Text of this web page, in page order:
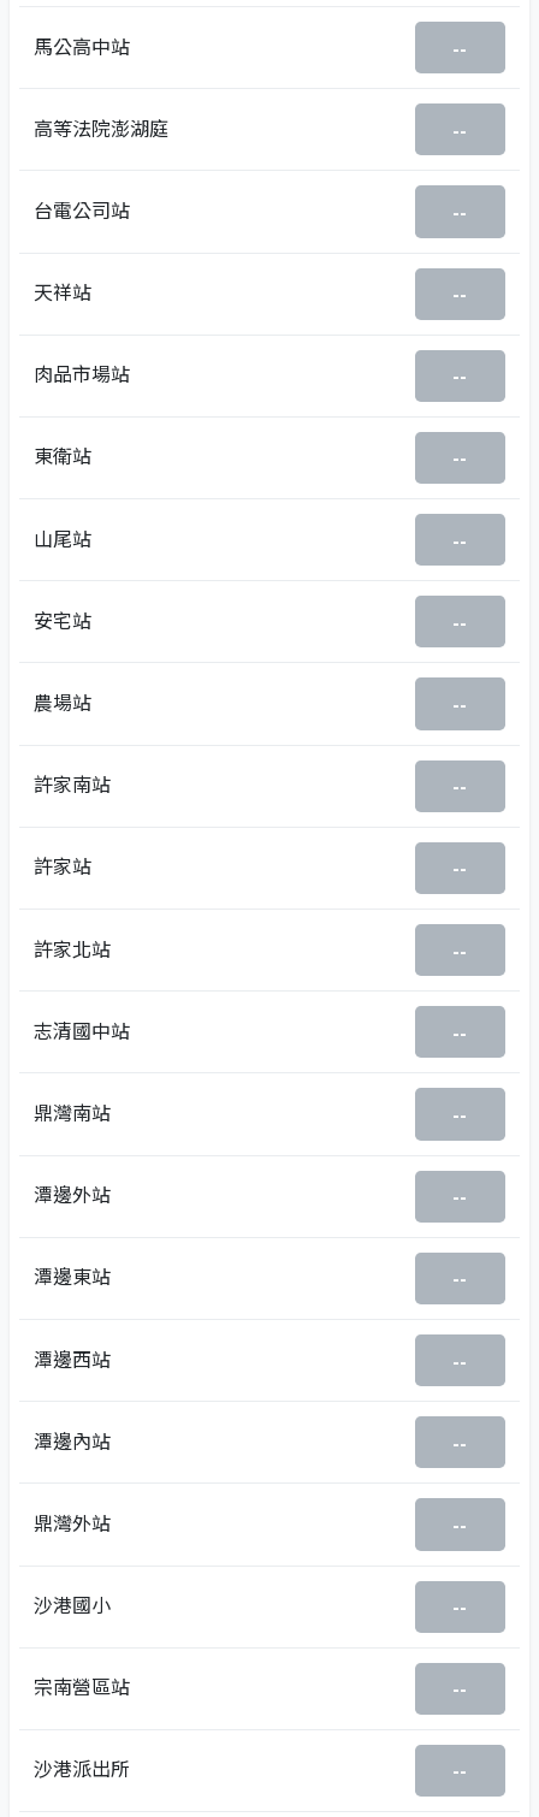
馬公高中站 --
高等法院澎湖庭 --
台電公司站 --
天祥站 --
肉品市場站 --
東衛站 --
山尾站 --
安宅站 --
農場站 --
許家南站 --
許家站 --
許家北站 --
志清國中站 --
鼎灣南站 --
潭邊外站 --
潭邊東站 --
潭邊西站 --
潭邊內站 --
鼎灣外站 --
沙港國小 --
宗南營區站 --
沙港派出所 --